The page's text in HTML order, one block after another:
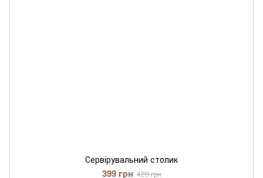
Сервірувальний столик
399 грн 420 грн